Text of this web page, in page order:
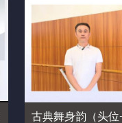
古典舞身韵（头位